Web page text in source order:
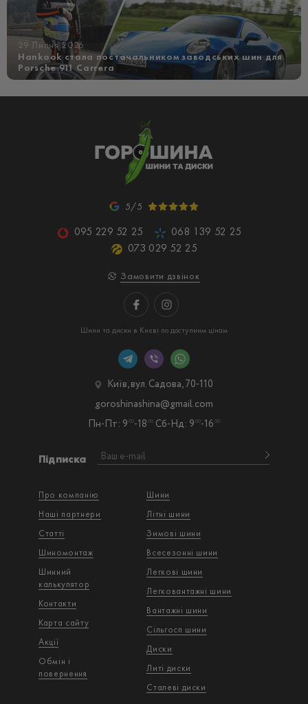
29 Липня 2026
Hankook стала постачальником заводських шин для
Porsche 911 Carrera
5/5
095 229 52 25
068 139 52 25
073 029 52 25
Замовити дзвінок
Шини та диски в Києві по доступним цінам
Про компанію
Наші партнери
Статті
Шиномонтаж
Шинний
калькулятор
Контакти
Карта сайту
Акції
Обмін і
повернення
Шини
Літні шини
Зимові шини
Всесезонні шини
Легкові шини
Легковантажнi шини
Вантажнi шини
Сільгосп шини
Диски
Литі диски
Сталеві диски
Підписка
Київ, вул. Садова, 70-110
Пн-Пт: 9 00-18 00 Сб-Нд: 9 00-16 00
goroshinashina@gmail.com